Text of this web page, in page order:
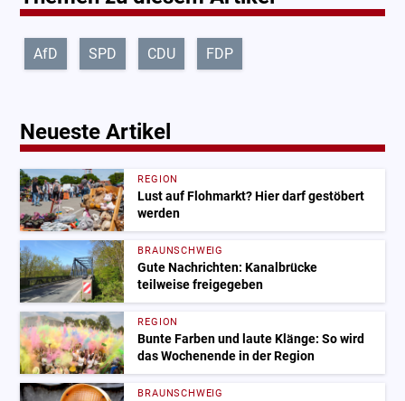
AfD SPD CDU FDP
Neueste Artikel
REGION
Lust auf Flohmarkt? Hier darf gestöbert
werden
BRAUNSCHWEIG
Gute Nachrichten: Kanalbrücke
teilweise freigegeben
REGION
Bunte Farben und laute Klänge: So wird
das Wochenende in der Region
BRAUNSCHWEIG